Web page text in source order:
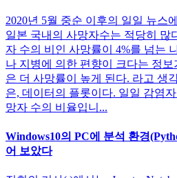
2020년 5월 중순 이후의 일일 뉴스
일본 국내의 사망자수는 적당히 많
자 수의 비인 사망률이 4%를 넘는
나 지병에 의한 편향이 크다는 정
은 더 사망률이 높게 된다. 라고 생
은, 데이터의 플롯이다. 일일 감염
망자 수의 비율입니...
Windows10의 PC에 분석 환경
어 보았다